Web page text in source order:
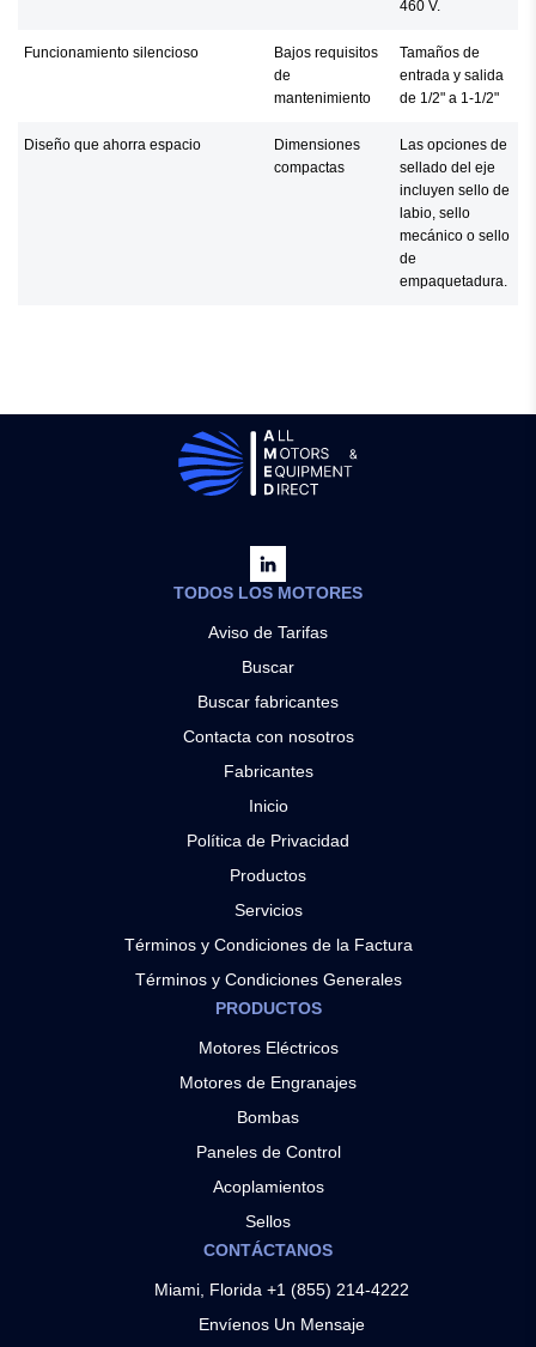
460 V.
Funcionamiento silencioso
Bajos requisitos
de
mantenimiento
Tamaños de
entrada y salida
de 1/2" a 1-1/2"
Diseño que ahorra espacio
Dimensiones
compactas
Las opciones de
sellado del eje
incluyen sello de
labio, sello
mecánico o sello
de
empaquetadura.
TODOS LOS MOTORES
Aviso de Tarifas
Buscar
Buscar fabricantes
Contacta con nosotros
Fabricantes
Inicio
Política de Privacidad
Productos
Servicios
Términos y Condiciones de la Factura
Términos y Condiciones Generales
PRODUCTOS
Motores Eléctricos
Motores de Engranajes
Bombas
Paneles de Control
Acoplamientos
Sellos
CONTÁCTANOS
Miami, Florida +1 (855) 214-4222
Envíenos Un Mensaje